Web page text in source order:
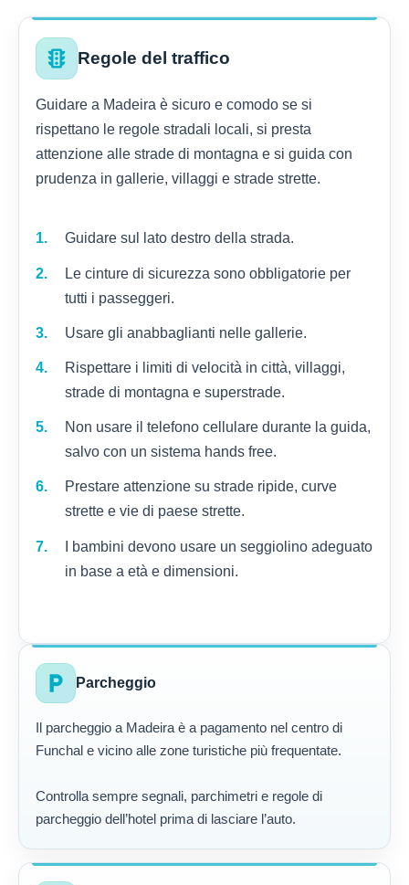
traffic Regole del traffico
Guidare a Madeira è sicuro e comodo se si
rispettano le regole stradali locali, si presta
attenzione alle strade di montagna e si guida con
prudenza in gallerie, villaggi e strade strette.
Guidare sul lato destro della strada.
Le cinture di sicurezza sono obbligatorie per
tutti i passeggeri.
Usare gli anabbaglianti nelle gallerie.
Rispettare i limiti di velocità in città, villaggi,
strade di montagna e superstrade.
Non usare il telefono cellulare durante la guida,
salvo con un sistema hands free.
Prestare attenzione su strade ripide, curve
strette e vie di paese strette.
I bambini devono usare un seggiolino adeguato
in base a età e dimensioni.
local_parking Parcheggio
Il parcheggio a Madeira è a pagamento nel centro di
Funchal e vicino alle zone turistiche più frequentate.
Controlla sempre segnali, parchimetri e regole di
parcheggio dell’hotel prima di lasciare l’auto.